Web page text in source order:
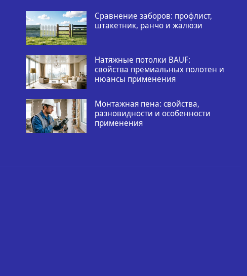
Сравнение заборов: профлист,
штакетник, ранчо и жалюзи
Натяжные потолки BAUF:
свойства премиальных полотен и
нюансы применения
Монтажная пена: свойства,
разновидности и особенности
применения